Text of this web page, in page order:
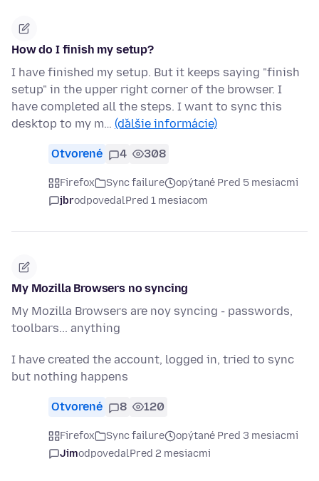
How do I finish my setup?
I have finished my setup. But it keeps saying "finish
setup" in the upper right corner of the browser. I
have completed all the steps. I want to sync this
desktop to my m… (ďalšie informácie)
Otvorené 4 308
Firefox Sync failure
opýtané Pred 5 mesiacmi
jbrodpovedalPred 1 mesiacom
My Mozilla Browsers no syncing
My Mozilla Browsers are noy syncing - passwords,
toolbars... anything
I have created the account, logged in, tried to sync
but nothing happens
Otvorené 8 120
Firefox Sync failure
opýtané Pred 3 mesiacmi
JimodpovedalPred 2 mesiacmi